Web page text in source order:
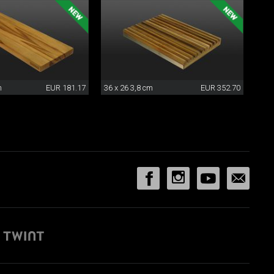
EUR 181.17 36 x 26 3,8 cm EUR 352.70